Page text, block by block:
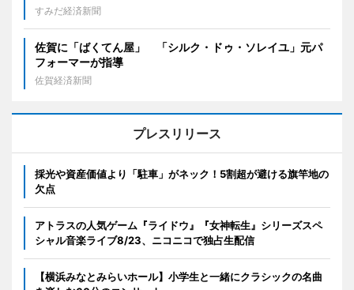
すみだ経済新聞
佐賀に「ばくてん屋」 「シルク・ドゥ・ソレイユ」元パ
フォーマーが指導
佐賀経済新聞
プレスリリース
採光や資産価値より「駐車」がネック！5割超が避ける旗竿地の
欠点
アトラスの人気ゲーム『ライドウ』『女神転生』シリーズスペ
シャル音楽ライブ8/23、ニコニコで独占生配信
【横浜みなとみらいホール】小学生と一緒にクラシックの名曲